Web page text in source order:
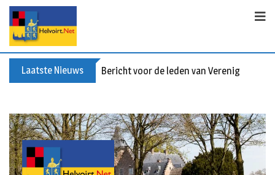
Laatste Nieuws Bericht voor de leden van Vereniging 55+